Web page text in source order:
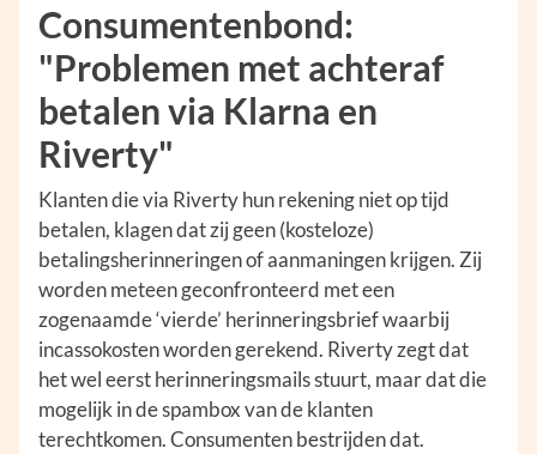
Consumentenbond:
"Problemen met achteraf
betalen via Klarna en
Riverty"
Klanten die via Riverty hun rekening niet op tijd
betalen, klagen dat zij geen (kosteloze)
betalingsherinneringen of aanmaningen krijgen. Zij
worden meteen geconfronteerd met een
zogenaamde ‘vierde’ herinneringsbrief waarbij
incassokosten worden gerekend. Riverty zegt dat
het wel eerst herinneringsmails stuurt, maar dat die
mogelijk in de spambox van de klanten
terechtkomen. Consumenten bestrijden dat.